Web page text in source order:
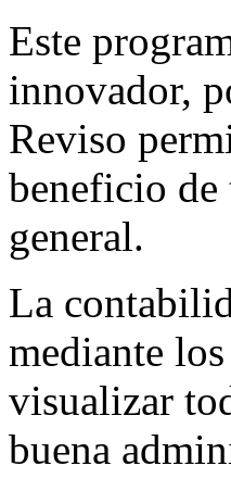
Este
innovador,
Reviso
beneficio de
general.
La
mediante
visualizar
buena